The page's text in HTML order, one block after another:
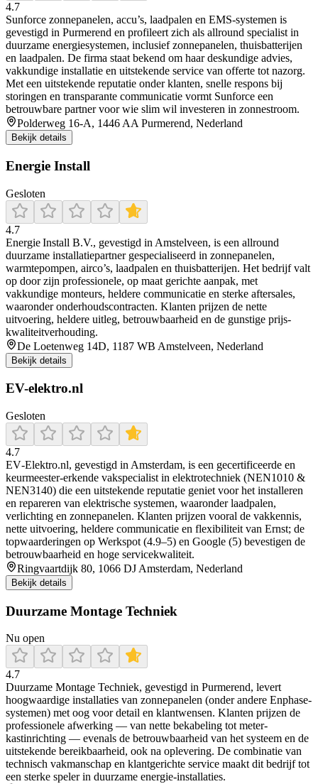
4.7
Sunforce zonnepanelen, accu’s, laadpalen en EMS-systemen is
gevestigd in Purmerend en profileert zich als allround specialist in
duurzame energiesystemen, inclusief zonnepanelen, thuisbatterijen
en laadpalen. De firma staat bekend om haar deskundige advies,
vakkundige installatie en uitstekende service van offerte tot nazorg.
Met een uitstekende reputatie onder klanten, snelle respons bij
storingen en transparante communicatie vormt Sunforce een
betrouwbare partner voor wie slim wil investeren in zonnestroom.
Polderweg 16-A, 1446 AA Purmerend, Nederland
Bekijk details
Energie Install
Gesloten
4.7
Energie Install B.V., gevestigd in Amstelveen, is een allround
duurzame installatiepartner gespecialiseerd in zonnepanelen,
warmtepompen, airco’s, laadpalen en thuisbatterijen. Het bedrijf valt
op door zijn professionele, op maat gerichte aanpak, met
vakkundige monteurs, heldere communicatie en sterke aftersales,
waaronder onderhoudscontracten. Klanten prijzen de nette
uitvoering, heldere uitleg, betrouwbaarheid en de gunstige prijs-
kwaliteitverhouding.
De Loetenweg 14D, 1187 WB Amstelveen, Nederland
Bekijk details
EV-elektro.nl
Gesloten
4.7
EV‑Elektro.nl, gevestigd in Amsterdam, is een gecertificeerde en
keurmeester‑erkende vakspecialist in elektrotechniek (NEN1010 &
NEN3140) die een uitstekende reputatie geniet voor het installeren
en repareren van elektrische systemen, waaronder laadpalen,
verlichting en zonnepanelen. Klanten prijzen vooral de vakkennis,
nette uitvoering, heldere communicatie en flexibiliteit van Ernst; de
topwaarderingen op Werkspot (4.9–5) en Google (5) bevestigen de
betrouwbaarheid en hoge servicekwaliteit.
Ringvaartdijk 80, 1066 DJ Amsterdam, Nederland
Bekijk details
Duurzame Montage Techniek
Nu open
4.7
Duurzame Montage Techniek, gevestigd in Purmerend, levert
hoogwaardige installaties van zonnepanelen (onder andere Enphase-
systemen) met oog voor detail en klantwensen. Klanten prijzen de
professionele afwerking — van nette bekabeling tot meter-
kastinrichting — evenals de betrouwbaarheid van het systeem en de
uitstekende bereikbaarheid, ook na oplevering. De combinatie van
technisch vakmanschap en klantgerichte service maakt dit bedrijf tot
een sterke speler in duurzame energie-installaties.